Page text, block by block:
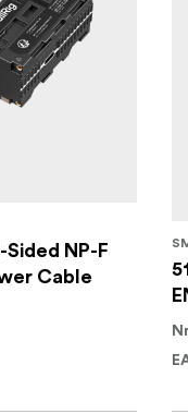
NP-F
Cable